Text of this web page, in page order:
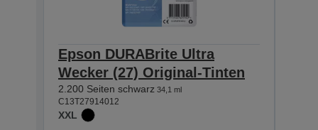
Epson DURABrite Ultra
Wecker (27) Original-Tinten
2.200 Seiten schwarz 34,1 ml
C13T27914012
XXL